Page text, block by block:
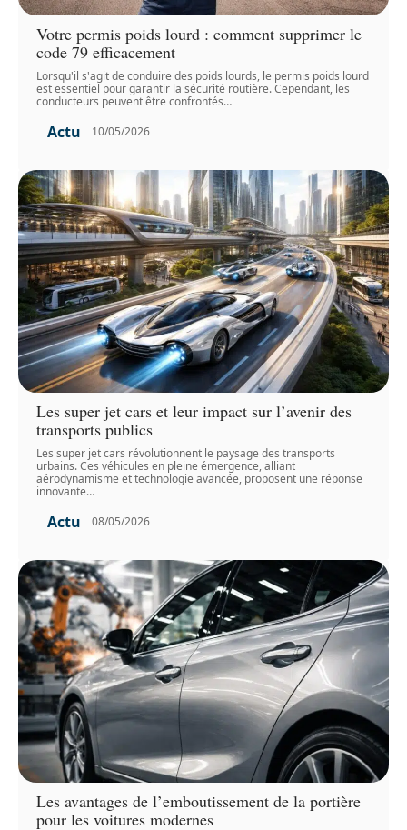
Votre permis poids lourd : comment supprimer le
code 79 efficacement
Lorsqu'il s'agit de conduire des poids lourds, le permis poids lourd
est essentiel pour garantir la sécurité routière. Cependant, les
conducteurs peuvent être confrontés…
Actu 10/05/2026
Les super jet cars et leur impact sur l’avenir des
transports publics
Les super jet cars révolutionnent le paysage des transports
urbains. Ces véhicules en pleine émergence, alliant
aérodynamisme et technologie avancée, proposent une réponse
innovante…
Actu 08/05/2026
Les avantages de l’emboutissement de la portière
pour les voitures modernes